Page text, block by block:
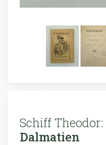
Schiff Theodor:
Dalmatien